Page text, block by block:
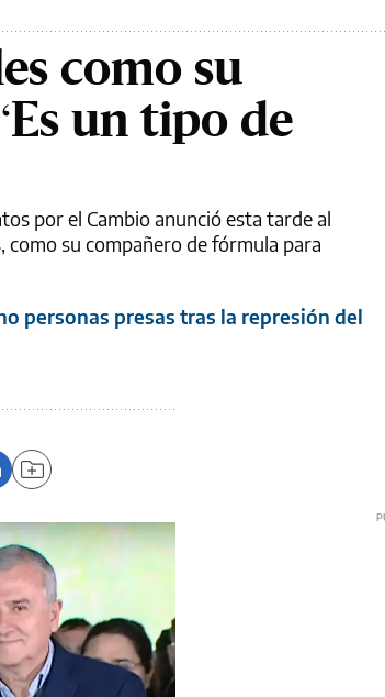
como su
un tipo de
por el Cambio anunció esta tarde al
su compañero de fórmula para
personas presas tras la represión del